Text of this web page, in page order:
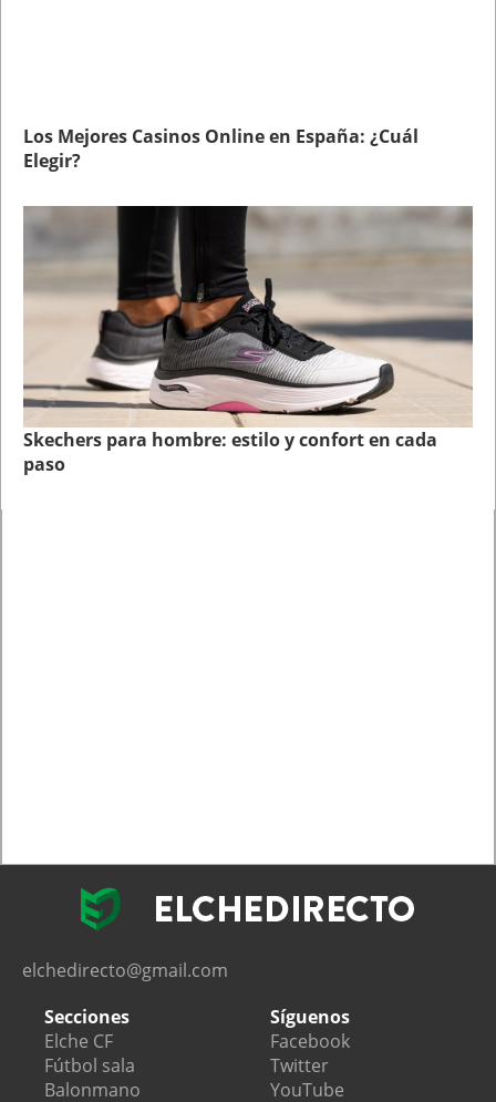
Los Mejores Casinos Online en España: ¿Cuál
Elegir?
Skechers para hombre: estilo y confort en cada
paso
elchedirecto@gmail.com
Secciones
Elche CF
Fútbol sala
Balonmano
Síguenos
Facebook
Twitter
YouTube